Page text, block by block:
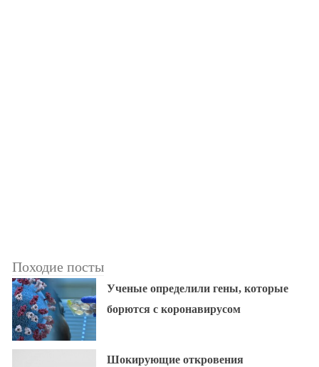
Походие посты
Ученые определили гены, которые
борются с коронавирусом
Шокирующие откровения